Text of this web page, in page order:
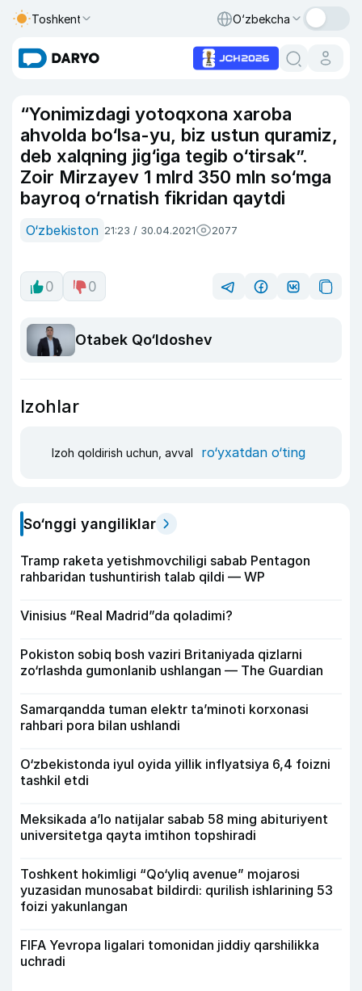
Toshkent O‘zbekcha
“Yonimizdagi yotoqxona xaroba
ahvolda bo‘lsa-yu, biz ustun quramiz,
deb xalqning jig‘iga tegib o‘tirsak”.
Zoir Mirzayev 1 mlrd 350 mln so‘mga
bayroq o‘rnatish fikridan qaytdi
O‘zbekiston 21:23 / 30.04.2021 2077
0 0
Otabek Qo‘ldoshev
Izohlar
Izoh qoldirish uchun, avval ro‘yxatdan o‘ting
So‘nggi yangiliklar
Tramp raketa yetishmovchiligi sabab Pentagon
rahbaridan tushuntirish talab qildi — WP
Vinisius “Real Madrid”da qoladimi?
Pokiston sobiq bosh vaziri Britaniyada qizlarni
zo‘rlashda gumonlanib ushlangan — The Guardian
Samarqandda tuman elektr ta’minoti korxonasi
rahbari pora bilan ushlandi
O‘zbekistonda iyul oyida yillik inflyatsiya 6,4 foizni
tashkil etdi
Meksikada a’lo natijalar sabab 58 ming abituriyent
universitetga qayta imtihon topshiradi
Toshkent hokimligi “Qo‘yliq avenue” mojarosi
yuzasidan munosabat bildirdi: qurilish ishlarining 53
foizi yakunlangan
FIFA Yevropa ligalari tomonidan jiddiy qarshilikka
uchradi